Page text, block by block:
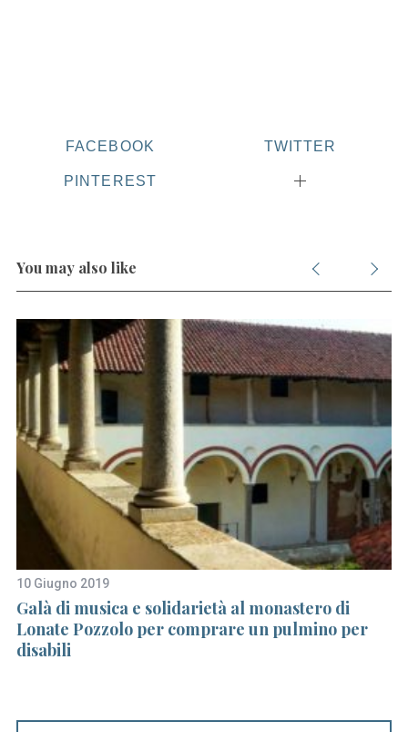
FACEBOOK TWITTER
PINTEREST
You may also like
10 Giugno 2019
Galà di musica e solidarietà al monastero di
Lonate Pozzolo per comprare un pulmino per
disabili